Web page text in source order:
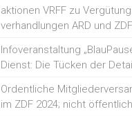
aktionen VRFF zu
verhandlungen ARD und ZDF.
Infoveranstaltung
Dienst: Die Tücken der
Ordentliche
im ZDF 2024; nicht